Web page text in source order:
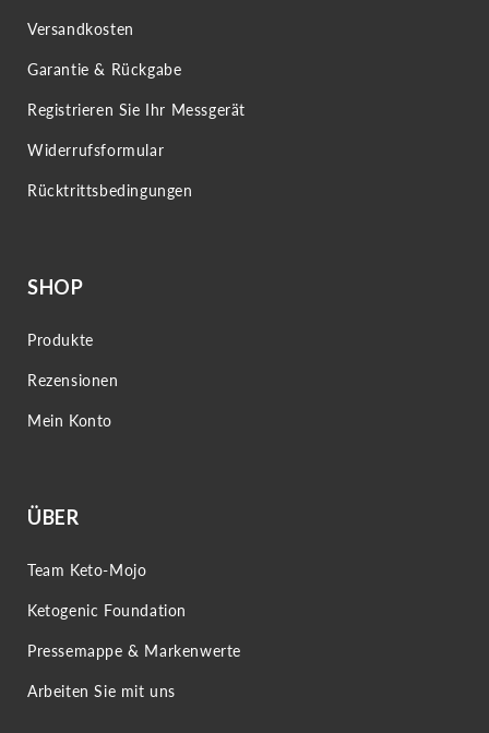
Versandkosten
Garantie & Rückgabe
Registrieren Sie Ihr Messgerät
Widerrufsformular
Rücktrittsbedingungen
SHOP
Produkte
Rezensionen
Mein Konto
ÜBER
Team Keto-Mojo
Ketogenic Foundation
Pressemappe & Markenwerte
Arbeiten Sie mit uns